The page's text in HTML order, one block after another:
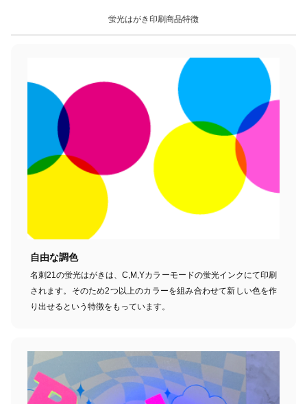
蛍光はがき印刷商品特徴
自由な調色
名刺21の蛍光はがきは、C,M,Yカラーモードの蛍光インクにて印刷
されます。そのため2つ以上のカラーを組み合わせて新しい色を作
り出せるという特徴をもっています。